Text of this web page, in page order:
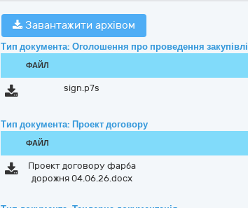
Завантажити архівом
Тип документа: Оголошення про проведення закупівлі
ФАЙЛ
sign.p7s
Тип документа: Проект договору
ФАЙЛ
Проект договору фарба
дорожня 04.06.26.docx